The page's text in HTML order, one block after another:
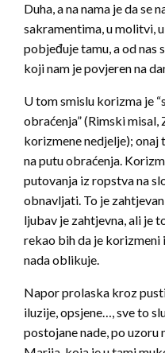
Duha, a na nama je da se
sakramentima, u molitvi,
pobjeđuje tamu, a od nas
koji nam je povjeren na
U tom smislu korizma je
obraćenja” (Rimski
korizmene nedjelje);
na putu obraćenja.
putovanja iz ropstva na
obnavljati. To je
ljubav je zahtjevna, ali je
rekao bih da je korizmeni
nada oblikuje.
Napor prolaska kroz
iluzije, opsjene…, sve to
postojane nade, po uzoru